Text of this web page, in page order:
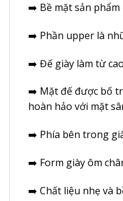
➡️ Bề mặt sản phẩm
➡️ Phần upper là
➡️ Đế giày làm từ
➡️ Mặt đế được bố
hoàn hảo với mặt
➡️ Phía bên trong
➡️ Form giày ôm
➡️ Chất liệu nhẹ và